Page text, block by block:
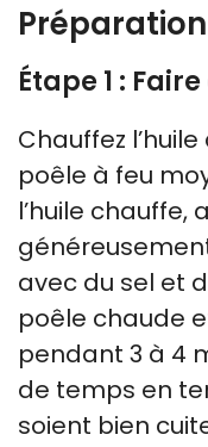
Préparation
Étape 1 :
Chauffez
poêle à feu
l’huile chauffe,
avec du sel et
poêle chaude
pendant 3 à 4
de temps en
soient bien